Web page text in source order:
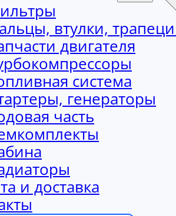
втулки,
двигателя
система
генераторы
часть
и доставка